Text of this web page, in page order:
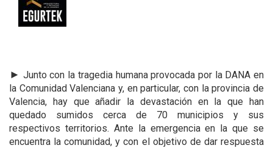
► Junto con la tragedia humana provocada por la DANA en
la Comunidad Valenciana y, en particular, con la provincia de
Valencia, hay que añadir la devastación en la que han
quedado sumidos cerca de 70 municipios y sus
respectivos territorios. Ante la emergencia en la que se
encuentra la comunidad, y con el objetivo de dar respuesta